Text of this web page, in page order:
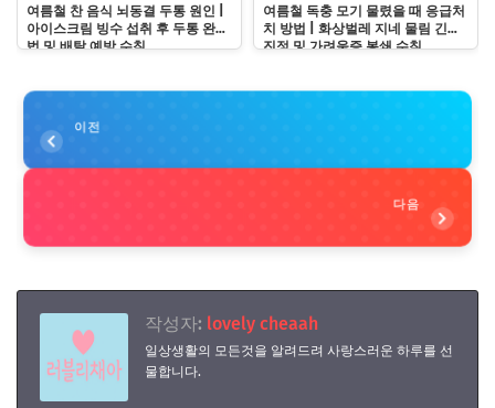
여름철 찬 음식 뇌동결 두통 원인 |
아이스크림 빙수 섭취 후 두통 완화
법 및 배탈 예방 수칙
여름철 독충 모기 물렸을 때 응급처
치 방법 | 화상벌레 지네 물림 긴급
진정 및 가려움증 봉쇄 수칙
이전
다음
작성자: lovely cheaah
일상생활의 모든것을 알려드려 사랑스러운 하루를 선
물합니다.